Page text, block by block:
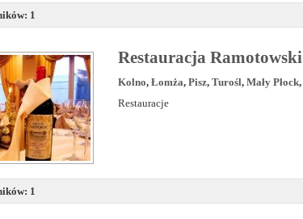
1
Restauracja Ramotowski
Kolno, Łomża, Pisz, Turośl, Mały Płock,
Restauracje
1